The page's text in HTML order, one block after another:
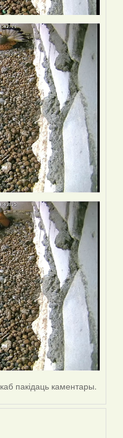
каб пакідаць каментары.